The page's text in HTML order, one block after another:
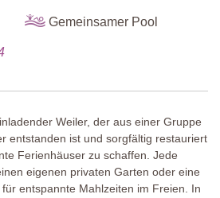
Gemeinsamer Pool
Weiler, der aus einer Gruppe
entstanden ist und sorgfältig restauriert
Ferienhäuser zu schaffen. Jede
eigenen privaten Garten oder eine
entspannte Mahlzeiten im Freien. In